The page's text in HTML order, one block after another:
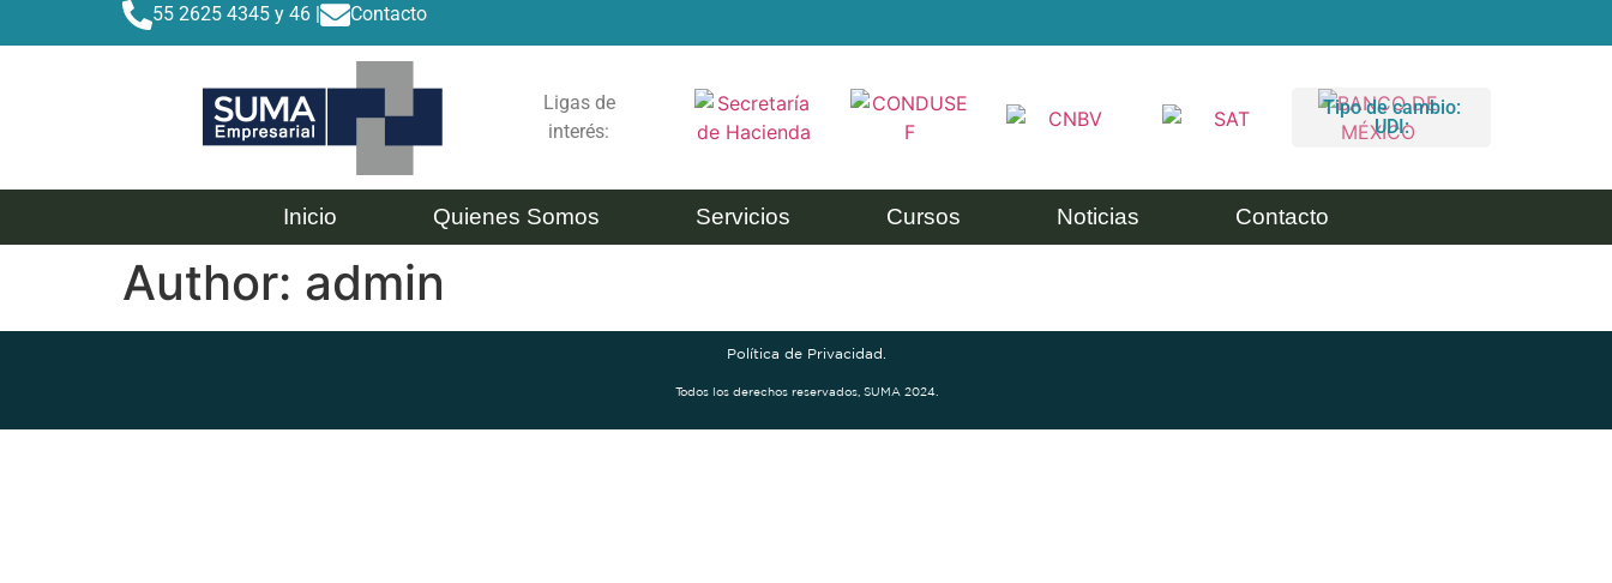
55 2625 4345 y 46 | Contacto
Ligas de
interés:
Tipo de cambio:
UDI:
Inicio Quienes Somos Servicios Cursos Noticias Contacto
Author: admin
Política de Privacidad.
Todos los derechos reservados, SUMA 2024.